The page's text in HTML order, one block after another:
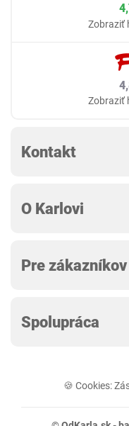
Zobraziť
Zobraziť
Kontakt
O Karlovi
Pre zákazníkov
Spolupráca
🍪 Cookies: